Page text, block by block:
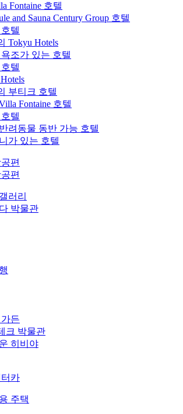
Fontaine 호텔
and Sauna Century Group 호텔
텔
Tokyu Hotels
조가 있는 호텔
텔
부티크 호텔
Fontaine 호텔
텔
려동물 동반 가능 호텔
가 있는 호텔
편
편
러리
박물관
든
크 박물관
히비야
카
주택